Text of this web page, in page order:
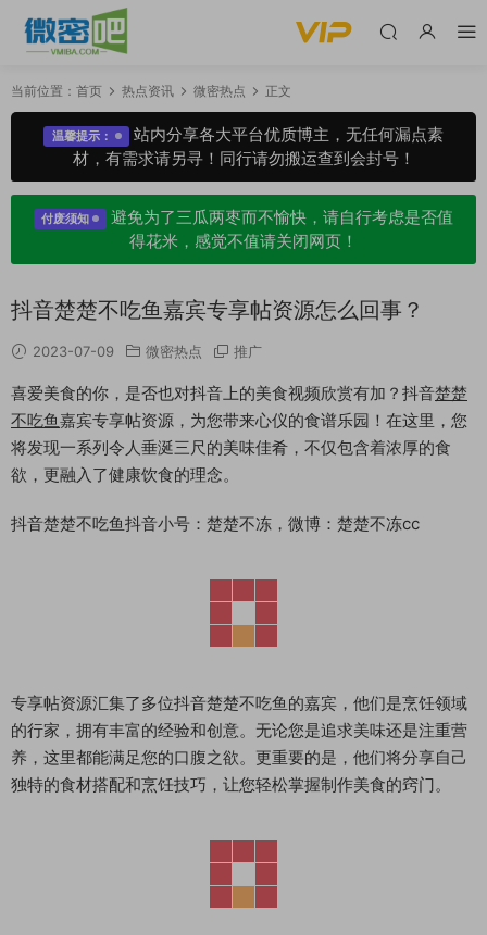
当前位置： 首页 热点资讯 微密热点 正文
温馨提示：
站内分享各大平台优质博主，无任何漏点素
材，有需求请另寻！同行请勿搬运查到会封号！
付废须知
避免为了三瓜两枣而不愉快，请自行考虑是否值
得花米，感觉不值请关闭网页！
抖音楚楚不吃鱼嘉宾专享帖资源怎么回事？
2023-07-09 微密热点 推广
喜爱美食的你，是否也对抖音上的美食视频欣赏有加？抖音楚楚
不吃鱼嘉宾专享帖资源，为您带来心仪的食谱乐园！在这里，您
将发现一系列令人垂涎三尺的美味佳肴，不仅包含着浓厚的食
欲，更融入了健康饮食的理念。
抖音楚楚不吃鱼抖音小号：楚楚不冻，微博：楚楚不冻cc
专享帖资源汇集了多位抖音楚楚不吃鱼的嘉宾，他们是烹饪领域
的行家，拥有丰富的经验和创意。无论您是追求美味还是注重营
养，这里都能满足您的口腹之欲。更重要的是，他们将分享自己
独特的食材搭配和烹饪技巧，让您轻松掌握制作美食的窍门。